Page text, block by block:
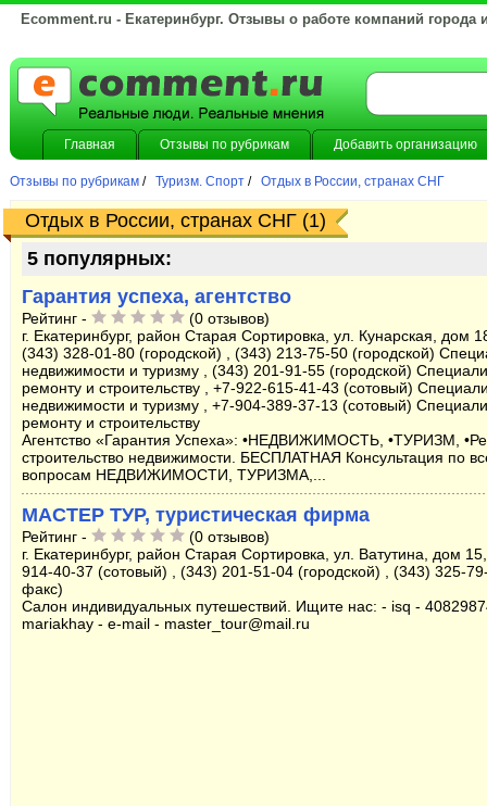
Ecomment.ru - Екатеринбург. Отзывы о работе компаний города
Главная Отзывы по рубрикам Добавить организацию
Отзывы по рубрикам / Туризм. Спорт / Отдых в России, странах СНГ
Отдых в России, странах СНГ (1)
5 популярных:
Гарантия успеха, агентство
Рейтинг -
(0 отзывов)
г. Екатеринбург, район Старая Сортировка, ул. Кунарская, дом
(343) 328-01-80 (городской) , (343) 213-75-50 (городской)
недвижимости и туризму , (343) 201-91-55 (городской)
ремонту и строительству , +7-922-615-41-43 (сотовый)
недвижимости и туризму , +7-904-389-37-13 (сотовый)
ремонту и строительству
Агентство «Гарантия Успеха»: •НЕДВИЖИМОСТЬ, •ТУРИЗМ,
строительство недвижимости. БЕСПЛАТНАЯ Консультация по
вопросам НЕДВИЖИМОСТИ, ТУРИЗМА,...
МАСТЕР ТУР, туристическая фирма
Рейтинг -
(0 отзывов)
г. Екатеринбург, район Старая Сортировка, ул. Ватутина, дом
914-40-37 (сотовый) , (343) 201-51-04 (городской) , (343) 325-
факс)
Салон индивидуальных путешествий. Ищите нас: - isq -
mariakhay - e-mail - master_tour@mail.ru